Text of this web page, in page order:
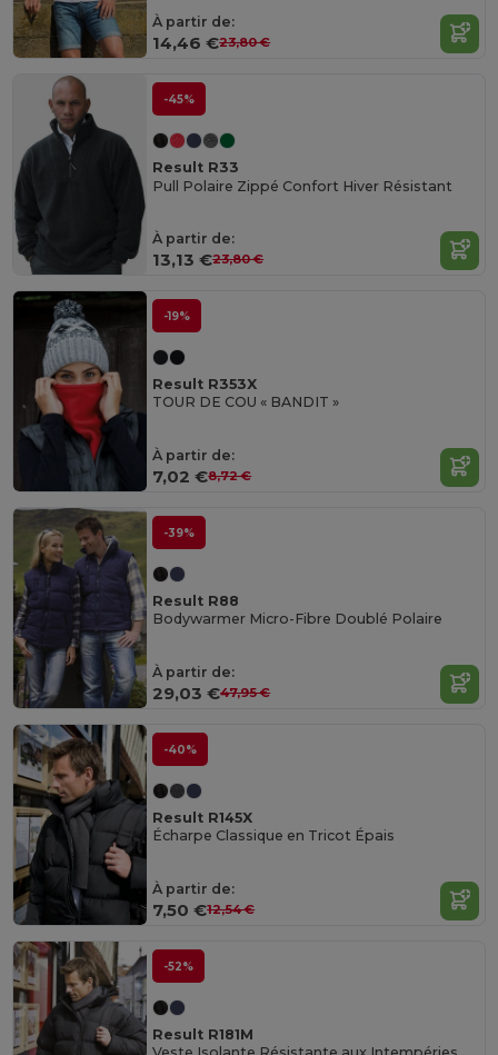
À partir de:
14,46 €23,80 €
-45%
Result R33
Pull Polaire Zippé Confort Hiver Résistant
À partir de:
13,13 €23,80 €
-19%
Result R353X
TOUR DE COU « BANDIT »
À partir de:
7,02 €8,72 €
-39%
Result R88
Bodywarmer Micro-Fibre Doublé Polaire
À partir de:
29,03 €47,95 €
-40%
Result R145X
Écharpe Classique en Tricot Épais
À partir de:
7,50 €12,54 €
-52%
Result R181M